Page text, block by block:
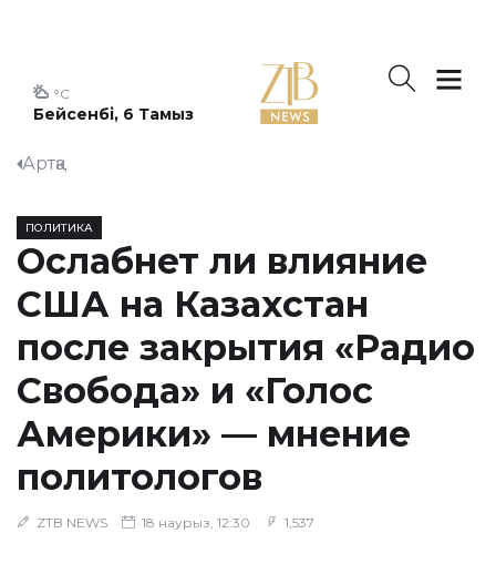
Бейсенбі, 6 Тамыз
°C
Артқа
ПОЛИТИКА
Ослабнет ли влияние
США на Казахстан
после закрытия «Радио
Свобода» и «Голос
Америки» — мнение
политологов
ZTB NEWS 18 наурыз, 12:30 1,537